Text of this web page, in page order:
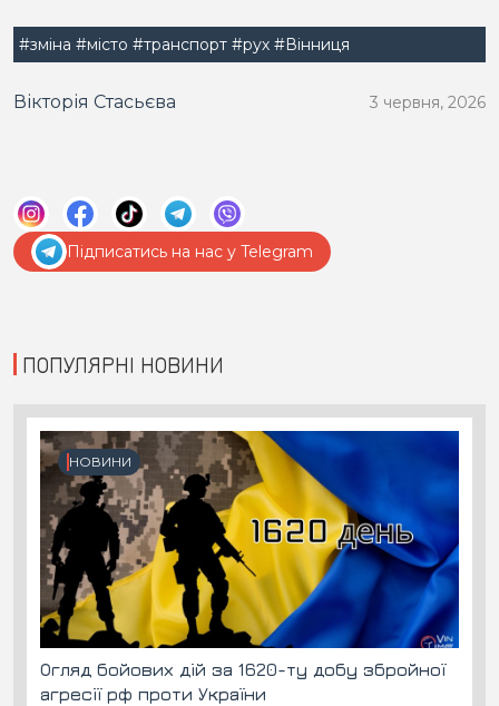
#зміна #місто #транспорт #рух #Вінниця
Вікторія Стасьєва 3 червня, 2026
Підписатись на нас у Telegram
ПОПУЛЯРНІ НОВИНИ
НОВИНИ
Огляд бойових дій за 1620-ту добу збройної
агресії рф проти України